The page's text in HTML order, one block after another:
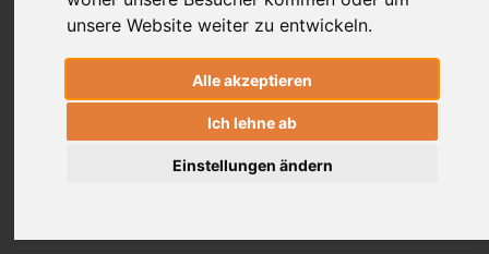
unsere Website weiter zu entwickeln.
Alle akzeptieren
Ich lehne ab
Einstellungen ändern
Passwort vergessen / Registrieren